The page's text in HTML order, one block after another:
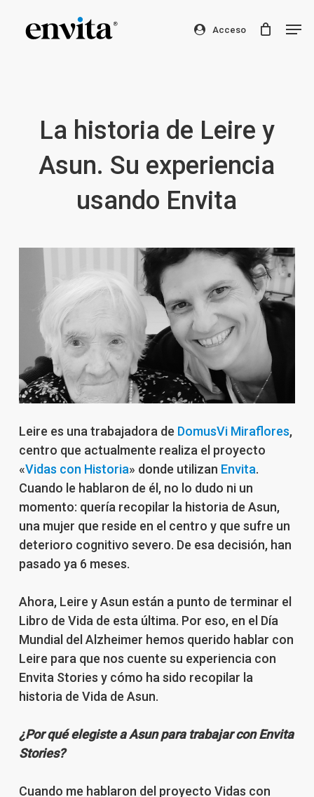
Acceso
La historia de Leire y
Asun. Su experiencia
usando Envita
Leire es una trabajadora de DomusVi Miraflores,
centro que actualmente realiza el proyecto
«Vidas con Historia» donde utilizan Envita.
Cuando le hablaron de él, no lo dudo ni un
momento: quería recopilar la historia de Asun,
una mujer que reside en el centro y que sufre un
deterioro cognitivo severo. De esa decisión, han
pasado ya 6 meses.
Ahora, Leire y Asun están a punto de terminar el
Libro de Vida de esta última. Por eso, en el Día
Mundial del Alzheimer hemos querido hablar con
Leire para que nos cuente su experiencia con
Envita Stories y cómo ha sido recopilar la
historia de Vida de Asun.
¿Por qué elegiste a Asun para trabajar con Envita
Stories?
Cuando me hablaron del proyecto Vidas con